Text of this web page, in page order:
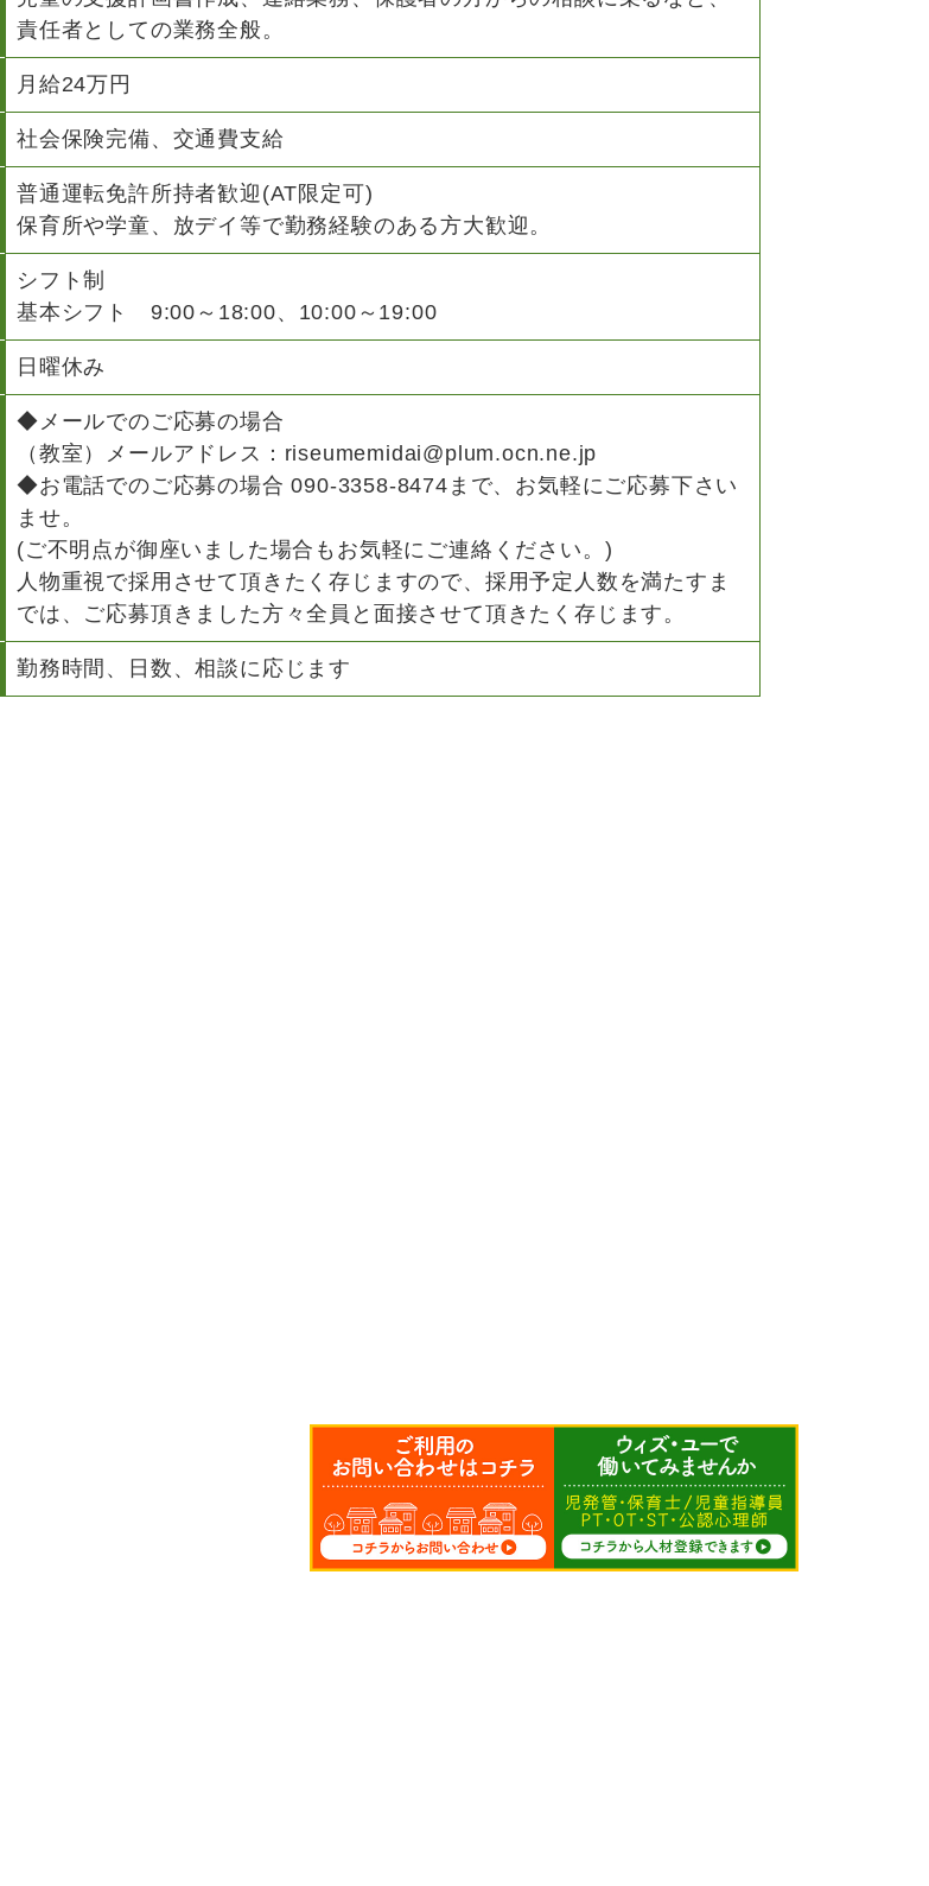
責任者としての業務全般。
月給24万円
社会保険完備、交通費支給
普通運転免許所持者歓迎(AT限定可)
保育所や学童、放デイ等で勤務経験のある方大歓迎。
シフト制
基本シフト 9:00～18:00、10:00～19:00
日曜休み
◆メールでのご応募の場合
（教室）メールアドレス：riseumemidai@plum.ocn.ne.jp
◆お電話でのご応募の場合 090-3358-8474まで、お気軽にご応募下さい
ませ。
(ご不明点が御座いました場合もお気軽にご連絡ください。)
人物重視で採用させて頂きたく存じますので、採用予定人数を満たすま
では、ご応募頂きました方々全員と面接させて頂きたく存じます。
勤務時間、日数、相談に応じます